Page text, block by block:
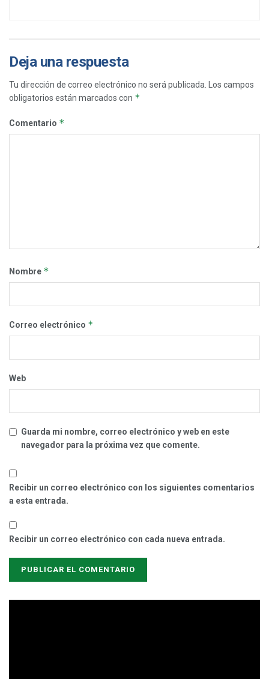
Deja una respuesta
Tu dirección de correo electrónico no será publicada.
Los campos
obligatorios están marcados con *
Comentario *
Nombre *
Correo electrónico *
Web
Guarda mi nombre, correo electrónico y web en este
navegador para la próxima vez que comente.
Recibir un correo electrónico con los siguientes comentarios
a esta entrada.
Recibir un correo electrónico con cada nueva entrada.